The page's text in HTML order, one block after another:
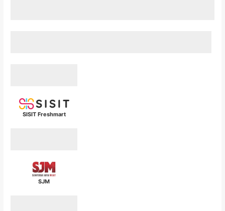
SISIT Freshmart
SJM